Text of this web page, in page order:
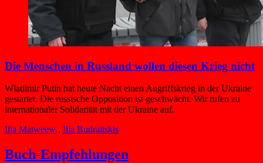
Die Menschen in Russland wollen diesen Krieg nicht
Wladimir Putin hat heute Nacht einen Angriffskrieg in der Ukraine
gestartet. Die russische Opposition ist geschwächt. Wir rufen zu
internationaler Solidarität mit der Ukraine auf.
Ilja Matweew , Ilja Budraitskis
Buch-Empfehlungen